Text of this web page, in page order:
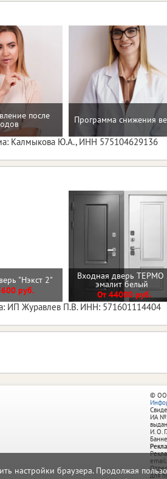
настройки браузера. Продолжая
после Программа снижения
Калмыкова Ю.А., ИНН 575104629136
"Нэкст 2"
руб.
Входная дверь ТЕРМО
эмалит белый
От 44000 руб.
ИП Журавлев П.В. ИНН: 571601114404
©
ИА №
И. О.
для